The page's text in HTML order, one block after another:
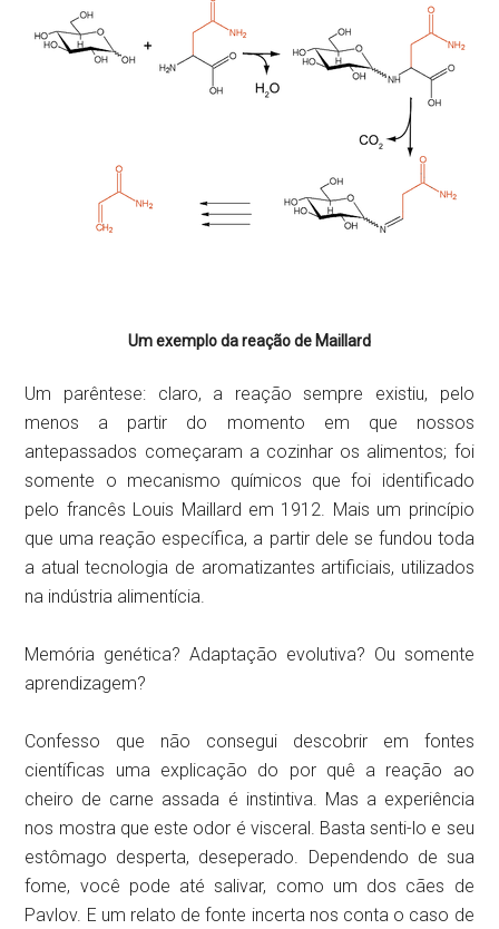
Um exemplo da reação de Maillard
Um parêntese: claro, a reação sempre existiu, pelo
menos a partir do momento em que nossos
antepassados começaram a cozinhar os alimentos; foi
somente o mecanismo químicos que foi identificado
pelo francês Louis Maillard em 1912. Mais um princípio
que uma reação específica, a partir dele se fundou toda
a atual tecnologia de aromatizantes artificiais, utilizados
na indústria alimentícia.
Memória genética? Adaptação evolutiva? Ou somente
aprendizagem?
Confesso que não consegui descobrir em fontes
científicas uma explicação do por quê a reação ao
cheiro de carne assada é instintiva. Mas a experiência
nos mostra que este odor é visceral. Basta senti-lo e seu
estômago desperta, deseperado. Dependendo de sua
fome, você pode até salivar, como um dos cães de
Pavlov. E um relato de fonte incerta nos conta o caso de